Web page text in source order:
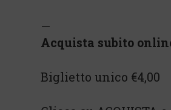
—
Acquista subito
Biglietto unico €4,00